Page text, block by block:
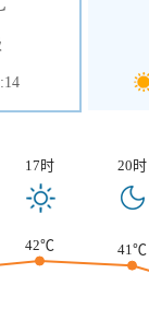
17时 20时
42℃ 41℃